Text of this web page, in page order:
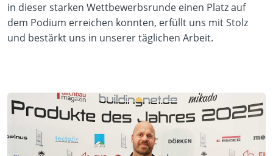
in dieser starken Wettbewerbsrunde einen Platz auf
dem Podium erreichen konnten, erfüllt uns mit Stolz
und bestärkt uns in unserer täglichen Arbeit.